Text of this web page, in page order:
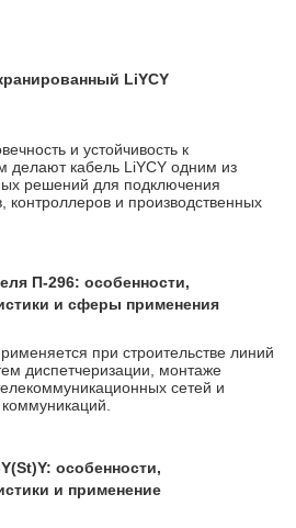
LiYCY
и устойчивость к
делают кабель LiYCY одним из
решений для подключения
контроллеров и производственных
П-296: особенности,
и сферы применения
при строительстве линий
диспетчеризации, монтаже
сетей и
особенности,
и применение